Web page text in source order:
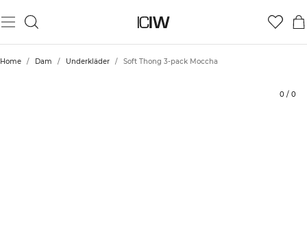
Home / Dam / Underkläder / Soft Thong 3-pack Moccha
0 / 0